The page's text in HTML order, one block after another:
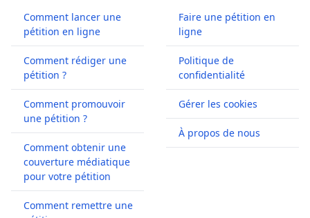
Comment lancer une
pétition en ligne
Comment rédiger une
pétition ?
Comment promouvoir
une pétition ?
Comment obtenir une
couverture médiatique
pour votre pétition
Comment remettre une
Faire une pétition en
ligne
Politique de
confidentialité
Gérer les cookies
À propos de nous